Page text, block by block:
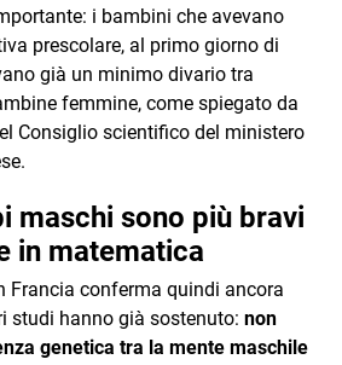
i bambini che avevano
prescolare, al primo giorno di
già un minimo divario tra
femmine, come spiegato da
Consiglio scientifico del ministero
maschi sono più bravi
in matematica
Francia conferma quindi ancora
studi hanno già sostenuto: non
genetica tra la mente maschile